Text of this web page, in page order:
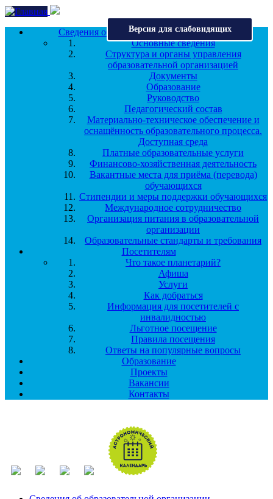
Перейти к основному содержанию
Версия для слабовидящих
Сведения об образовательной организации
Основные сведения
Структура и органы управления
образовательной организацией
Документы
Образование
Руководство
Педагогический состав
Материально-техническое обеспечение и
оснащённость образовательного процесса.
Доступная среда
Платные образовательные услуги
Финансово-хозяйственная деятельность
Вакантные места для приёма (перевода)
обучающихся
Стипендии и меры поддержки обучающихся
Международное сотрудничество
Организация питания в образовательной
организации
Образовательные стандарты и требования
Посетителям
Что такое планетарий?
Афиша
Услуги
Как добраться
Информация для посетителей с
инвалидностью
Льготное посещение
Правила посещения
Ответы на популярные вопросы
Образование
Проекты
Вакансии
Контакты